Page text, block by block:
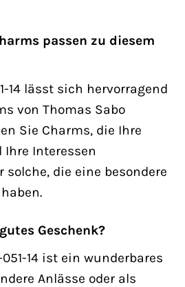
passen zu diesem
14 lässt sich hervorragend
von Thomas Sabo
Sie Charms, die Ihre
Interessen
solche, die eine besondere
Geschenk?
051-14 ist ein wunderbares
Anlässe oder als